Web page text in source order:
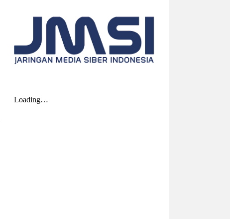
2026-08-04 20:17:41 | Source:
Univar Solutions
Univar Solutions Mengakuisisi H.M.
Plastik, dan Perekat di Amerika